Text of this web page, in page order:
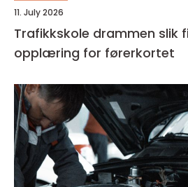
11. July 2026
Trafikkskole drammen slik finner du riktig
opplæring for førerkortet